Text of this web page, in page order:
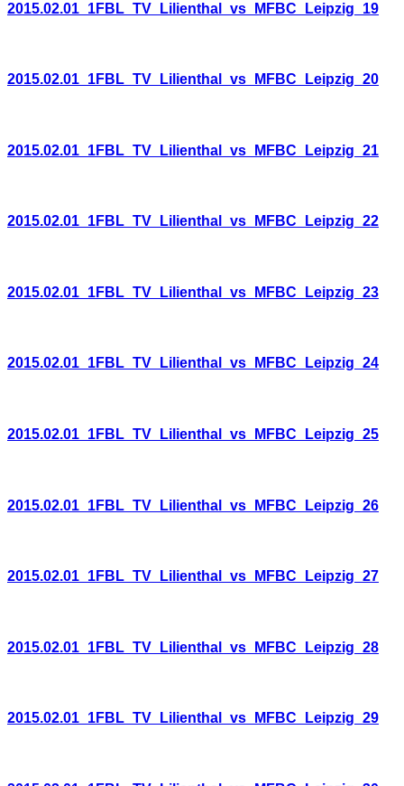
2015.02.01_1FBL_TV_Lilienthal_vs_MFBC_Leipzig_19
2015.02.01_1FBL_TV_Lilienthal_vs_MFBC_Leipzig_20
2015.02.01_1FBL_TV_Lilienthal_vs_MFBC_Leipzig_21
2015.02.01_1FBL_TV_Lilienthal_vs_MFBC_Leipzig_22
2015.02.01_1FBL_TV_Lilienthal_vs_MFBC_Leipzig_23
2015.02.01_1FBL_TV_Lilienthal_vs_MFBC_Leipzig_24
2015.02.01_1FBL_TV_Lilienthal_vs_MFBC_Leipzig_25
2015.02.01_1FBL_TV_Lilienthal_vs_MFBC_Leipzig_26
2015.02.01_1FBL_TV_Lilienthal_vs_MFBC_Leipzig_27
2015.02.01_1FBL_TV_Lilienthal_vs_MFBC_Leipzig_28
2015.02.01_1FBL_TV_Lilienthal_vs_MFBC_Leipzig_29